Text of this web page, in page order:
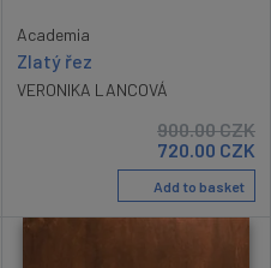
Academia
Zlatý řez
VERONIKA LANCOVÁ
900.00CZK
720.00 CZK
Add to basket